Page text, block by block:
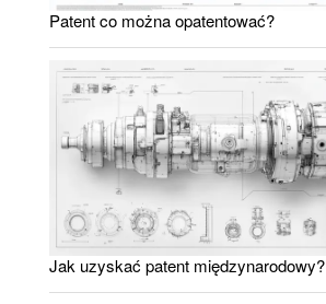
Patent co można opatentować?
Jak uzyskać patent międzynarodowy?